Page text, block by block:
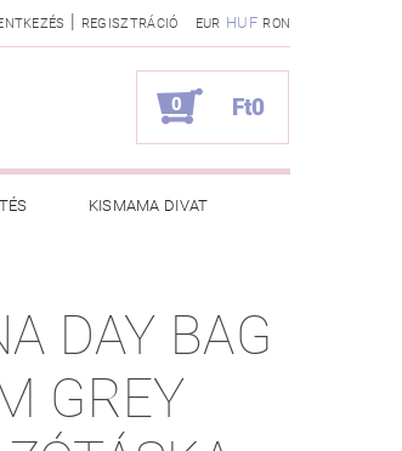
EUR HUF RON
| REGISZTRÁCIÓ
0 Ft0
KISMAMA DIVAT
RENDELÉSEM
DAY BAG
GREY